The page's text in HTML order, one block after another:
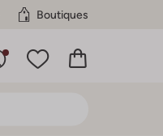
Boutiques